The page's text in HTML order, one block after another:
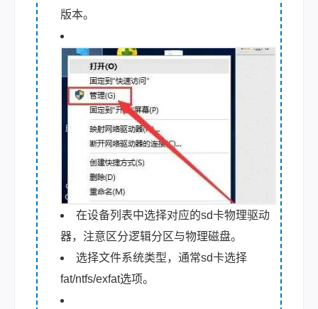
版本。
在设备列表中选择对应的sd卡物理驱动
器，注意区分逻辑分区与物理磁盘。
选择文件系统类型，通常sd卡选择
fat/ntfs/exfat选项。